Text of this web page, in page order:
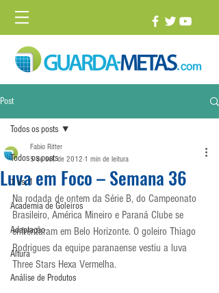
Post
Todos os posts
1 vs. 1
Academia de Goleiros
Adaptação
Altura
Análise de Produtos
Todos os posts
Luva em Foco – Semana 36
Fabio Ritter
5 de set. de 2012 1 min de leitura
Na rodada de ontem da Série B, do Campeonato
Brasileiro, América Mineiro e Paraná Clube se
enfrentaram em Belo Horizonte. O goleiro Thiago
Rodrigues da equipe paranaense vestiu a luva
Three Stars Hexa Vermelha.